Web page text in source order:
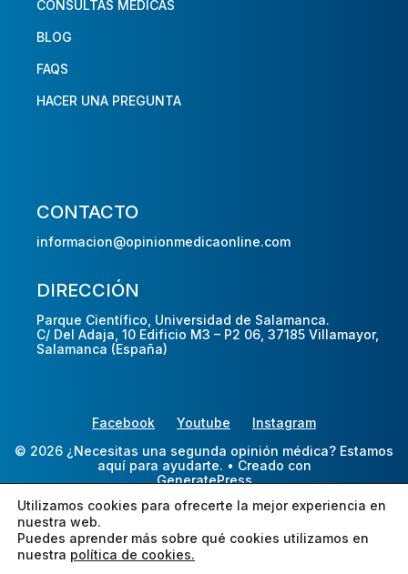
CONSULTAS MÉDICAS
BLOG
FAQS
HACER UNA PREGUNTA
CONTACTO
informacion@opinionmedicaonline.com
DIRECCIÓN
Parque Científico, Universidad de Salamanca.
C/ Del Adaja, 10 Edificio M3 – P2 06, 37185 Villamayor,
Salamanca (España)
Facebook Youtube
Instagram
© 2026 ¿Necesitas una segunda opinión médica? Estamos
aquí para ayudarte. • Creado con
GeneratePress
Utilizamos cookies para ofrecerte la mejor experiencia en
nuestra web.
Puedes aprender más sobre qué cookies utilizamos en
nuestra política de cookies.